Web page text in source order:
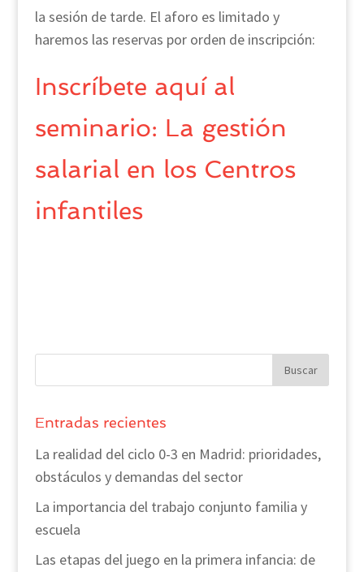
la sesión de tarde. El aforo es limitado y
haremos las reservas por orden de inscripción:
Inscríbete aquí al
seminario: La gestión
salarial en los Centros
infantiles
Entradas recientes
La realidad del ciclo 0-3 en Madrid: prioridades,
obstáculos y demandas del sector
La importancia del trabajo conjunto familia y
escuela
Las etapas del juego en la primera infancia: de